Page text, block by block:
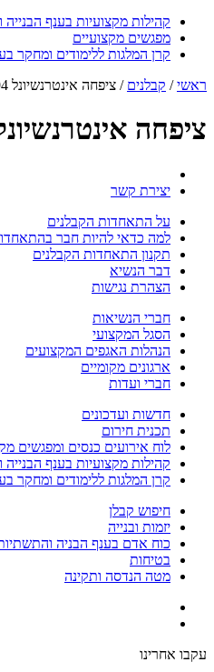
קהילות מקצועיות בענף
מפגשים מקצועיים
קרן המלגות ללימודים ומחקר
ראשי/ קבלנים / ציפחה אינטרנשיונל 1994 בעמ
ציפחה אינטרנשיונל 1994
יצירת קשר
על התאחדות הקבלנים
למה כדאי להיות חבר
תקנון התאחדות הקבלנים
דבר הנשיא
הצהרת נגישות
חברי הנשיאות
הסגל המקצועי
הנהלות האגפים המקצועים
ארגונים מקומיים
חברי ועדות
חדשות ועדכונים
תכנית חירום
לוח אירועים כנסים ומפגשים
קהילות מקצועיות בענף
קרן המלגות ללימודים ומחקר
חיפוש קבלן
יזמות ובנייה
כוח אדם בענף הבניה
בטיחות
מטה הנדסה ותקינה
עקבו אחרינו